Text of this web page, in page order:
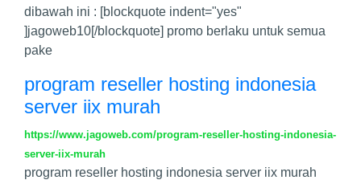
dibawah ini : [blockquote indent="yes"
]jagoweb10[/blockquote] promo berlaku untuk semua
pake
program reseller hosting indonesia
server iix murah
https://www.jagoweb.com/program-reseller-hosting-indonesia-
server-iix-murah
program reseller hosting indonesia server iix murah